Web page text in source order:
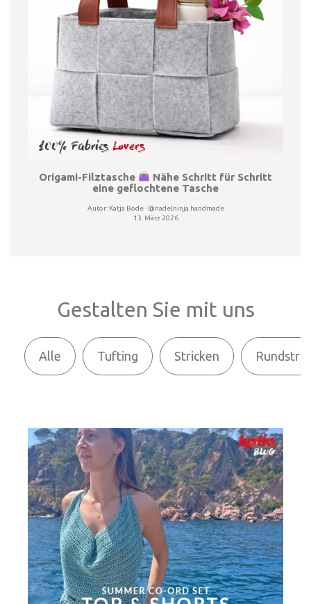
Origami-Filztasche
Nähe Schritt für Schritt
eine geflochtene Tasche
Autor: Katja Bode · @nadelninja.handmade
13. März 2026
Gestalten Sie mit uns
Alle Tufting Stricken